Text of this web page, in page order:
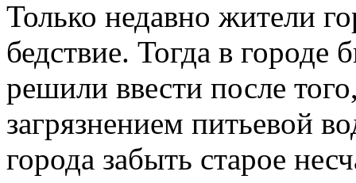
Только недавно жители
бедствие. Тогда в городе
решили ввести после
загрязнением питьевой
города забыть старое